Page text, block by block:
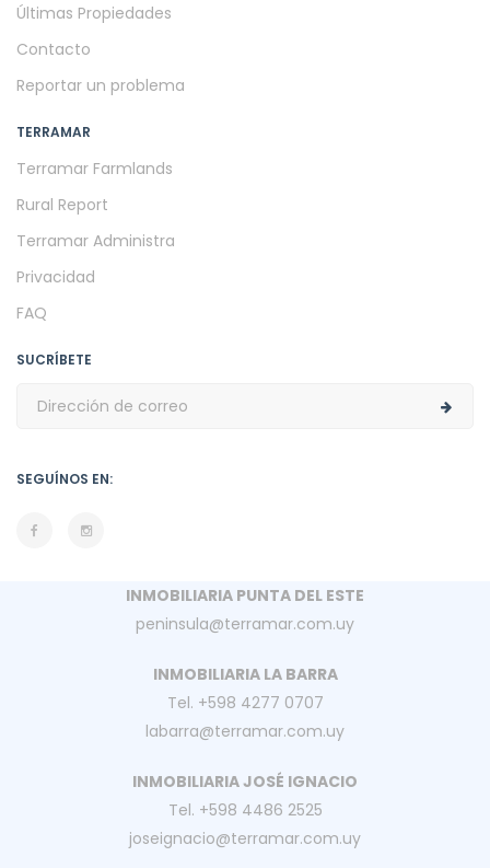
Últimas Propiedades
Contacto
Reportar un problema
TERRAMAR
Terramar Farmlands
Rural Report
Terramar Administra
Privacidad
FAQ
SUCRÍBETE
SEGUÍNOS EN:
INMOBILIARIA PUNTA DEL ESTE
peninsula@terramar.com.uy
INMOBILIARIA LA BARRA
Tel. +598 4277 0707
labarra@terramar.com.uy
INMOBILIARIA JOSÉ IGNACIO
Tel. +598 4486 2525
joseignacio@terramar.com.uy